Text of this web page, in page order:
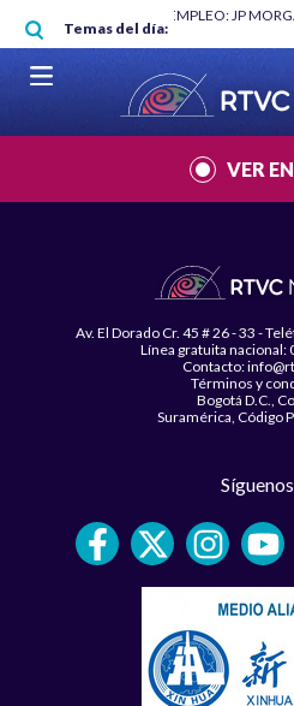
Pasar al contenido principal
Temas del día:
MÍNIMO NO DESTRUYÓ EMPLEO: JP
MUNDIAL 2026
|
VER
Av. El Dorado Cr. 45 # 26 - 33 -
Línea gratuita nacional:
Contacto:
Términos y
Bogotá D.C.,
Suramérica, Código